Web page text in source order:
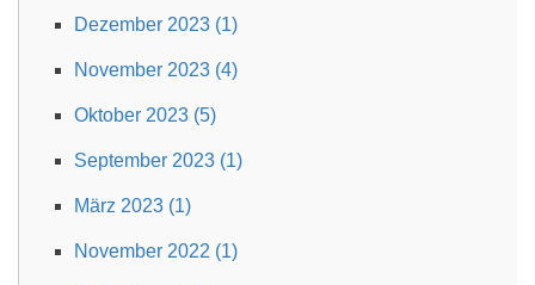
Dezember 2023 (1)
November 2023 (4)
Oktober 2023 (5)
September 2023 (1)
März 2023 (1)
November 2022 (1)